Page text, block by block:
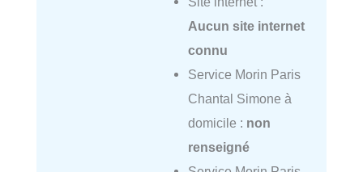
Aucun site internet
connu
Service Morin Paris
Chantal Simone à
domicile : non
renseigné